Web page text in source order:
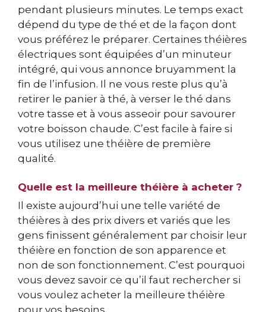
pendant plusieurs minutes. Le temps exact
dépend du type de thé et de la façon dont
vous préférez le préparer. Certaines théières
électriques sont équipées d’un minuteur
intégré, qui vous annonce bruyamment la
fin de l’infusion. Il ne vous reste plus qu’à
retirer le panier à thé, à verser le thé dans
votre tasse et à vous asseoir pour savourer
votre boisson chaude. C’est facile à faire si
vous utilisez une théière de première
qualité.
Quelle est la meilleure théière à acheter ?
Il existe aujourd’hui une telle variété de
théières à des prix divers et variés que les
gens finissent généralement par choisir leur
théière en fonction de son apparence et
non de son fonctionnement. C’est pourquoi
vous devez savoir ce qu’il faut rechercher si
vous voulez acheter la meilleure théière
pour vos besoins.